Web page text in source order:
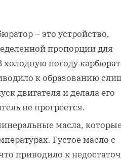
– это устройство,
пропорции для
погоду
к образованию
двигателя и делала его
не прогреется.
масла,
Густое масло с
приводило к